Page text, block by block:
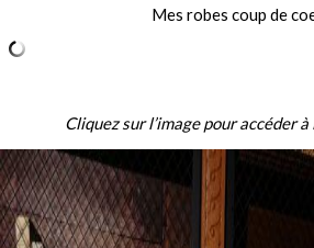
Mes robes coup de
Cliquez sur l’image pour accéder